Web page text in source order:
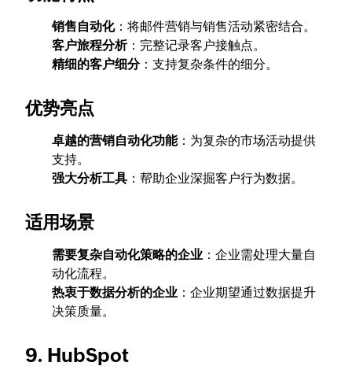
销售自动化：将邮件营销与销售活动紧密结合。
客户旅程分析：完整记录客户接触点。
精细的客户细分：支持复杂条件的细分。
优势亮点
卓越的营销自动化功能：为复杂的市场活动提供
支持。
强大分析工具 ：帮助企业深掘客户行为数据。
适用场景
需要复杂自动化策略的企业 ：企业需处理大量自
动化流程。
热衷于数据分析的企业 ：企业期望通过数据提升
决策质量。
9. HubSpot